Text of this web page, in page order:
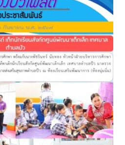
าณ
integrity transparency